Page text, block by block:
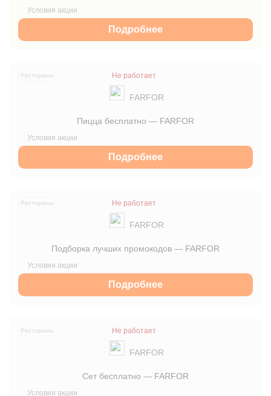
Подробнее
Не работает
FARFOR
Пицца бесплатно — FARFOR
Подробнее
Рестораны
Не работает
FARFOR
Подборка лучших промокодов — FARFOR
Подробнее
Рестораны
Не работает
FARFOR
Сет бесплатно — FARFOR
Рестораны